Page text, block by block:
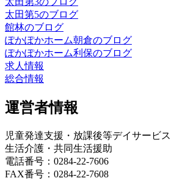
太田第5のブログ
館林のブログ
ぽかぽかホーム朝倉のブログ
ぽかぽかホーム利保のブログ
求人情報
総合情報
運営者情報
児童発達支援・放課後等デイサービス
生活介護・共同生活援助
電話番号：0284-22-7606
FAX番号：0284-22-7608